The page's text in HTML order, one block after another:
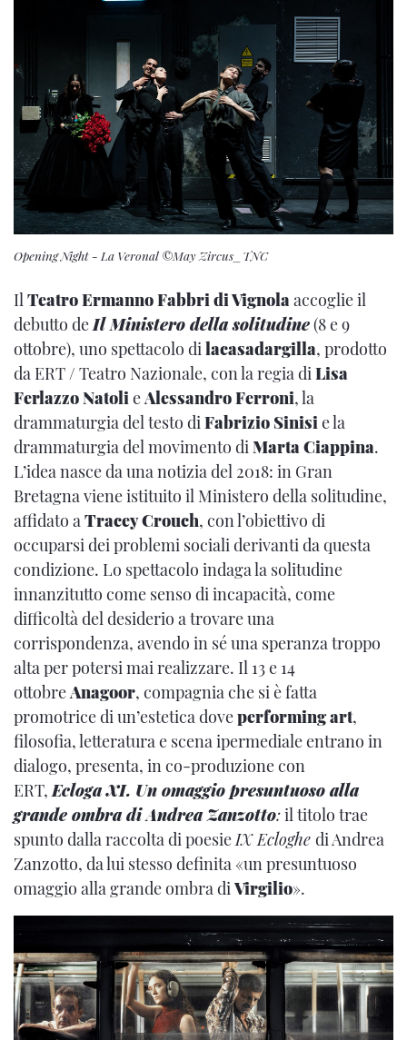
Opening Night - La Veronal ©May Zircus_TNC
Il Teatro Ermanno Fabbri di Vignola accoglie il
debutto de Il Ministero della solitudine(8 e 9
ottobre), uno spettacolo di lacasadargilla, prodotto
da ERT / Teatro Nazionale, con la regia di Lisa
Ferlazzo Natoli eAlessandro Ferroni, la
drammaturgia del testo di Fabrizio Sinisi e la
drammaturgia del movimento di Marta Ciappina.
L’idea nasce da una notizia del 2018: in Gran
Bretagna viene istituito il Ministero della solitudine,
affidato a Tracey Crouch, con l’obiettivo di
occuparsi dei problemi sociali derivanti da questa
condizione. Lo spettacolo indaga la solitudine
innanzitutto come senso di incapacità, come
difficoltà del desiderio a trovare una
corrispondenza, avendo in sé una speranza troppo
alta per potersi mai realizzare. Il 13 e 14
ottobreAnagoor, compagnia che si è fatta
promotrice di un’estetica doveperforming art,
filosofia, letteratura e scena ipermediale entrano in
dialogo, presenta, in co-produzione con
ERT, Ecloga XI. Un omaggio presuntuoso alla
grande ombra di Andrea Zanzotto:il titolo trae
spunto dalla raccolta di poesie IX Ecloghe di Andrea
Zanzotto, da lui stesso definita «un presuntuoso
omaggio alla grande ombra diVirgilio».